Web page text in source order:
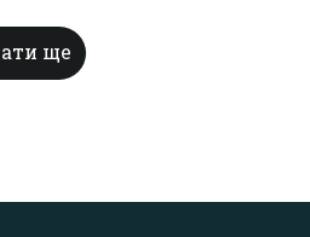
ще